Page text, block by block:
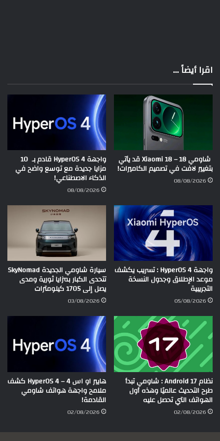
اقرا أيضاً ...
شاومي 18 – Xiaomi 18 قد يأتي
بتغيير لافت في تصميم الكاميرات!
08/08/2026
واجهة HyperOS 4 قادم بـ 10
مزايا جديدة مع توسع واضح في
الذكاء الاصطناعي!
08/08/2026
واجهة HyperOS 4 : تسريب يكشف
موعد الإطلاق وجدول النسخة
التجريبية
05/08/2026
سيارة شاومي الجديدة SkyNomad
تتحدى الكبار بمزايا ثورية ومدى
يصل إلى 1705 كيلومترات
03/08/2026
نظام Android 17 : شاومي تبدأ
طرح التحديث عالميًا وهذه أول
الهواتف التي تحصل عليه
02/08/2026
هايبر او اس 4 – HyperOS 4 كشف
ملامح واجهة هواتف شاومي
القادمة!
02/08/2026